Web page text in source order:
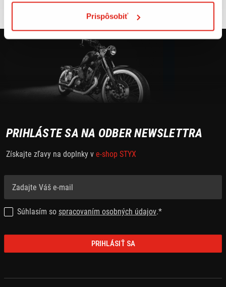
Prispôsobiť
VIAC INFO VIAC INFO
PRIHLÁSTE SA NA ODBER NEWSLETTRA
Získajte zľavy na doplnky v e-shop STYX
Súhlasím so spracovaním osobných údajov.*
PRIHLÁSIŤ SA